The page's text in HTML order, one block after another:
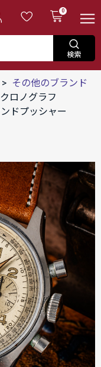
0
その他のブランド
ロノグラフ
ドプッシャー